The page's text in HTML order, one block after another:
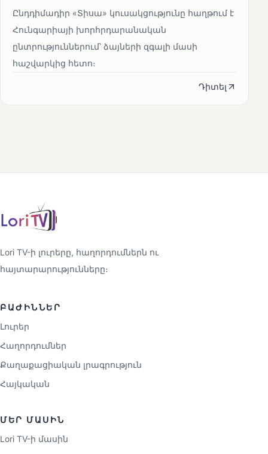
Ընդդիմադիր «Տիսա» կուսակցությունը հաղթում է
Հունգարիայի խորհրդարանական
ընտրություններում՝ ձայների զգալի մասի
հաշվարկից հետո։
Դիտել
Lori TV-ի լուրերը, հաղորդումներն ու
հայտարարությունները։
ԲԱԺԻՆՆԵՐ
Լուրեր
Հաղորդումներ
Քաղաքացիական լրագրություն
Հայկական
ՄԵՐ ՄԱՍԻՆ
Lori TV-ի մասին